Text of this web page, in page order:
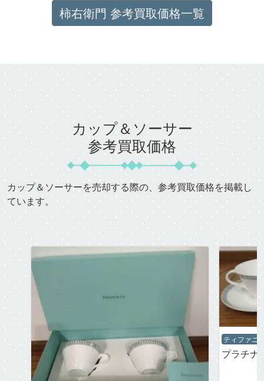
柿右衛門 参考買取価格一覧
カップ＆ソーサー
参考買取価格
カップ＆ソーサーを売却する際の、参考買取価格を掲載し
ています。
ティファニ
プラチナ